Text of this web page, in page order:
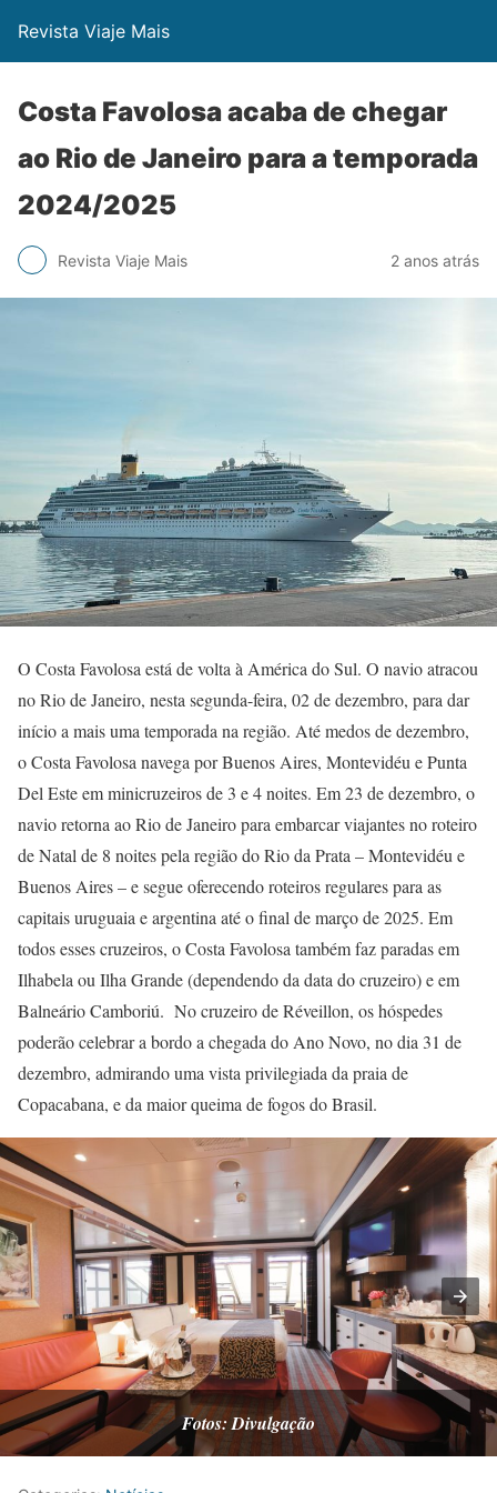
Revista Viaje Mais
Costa Favolosa acaba de chegar
ao Rio de Janeiro para a temporada
2024/2025
Revista Viaje Mais 2 anos atrás
O Costa Favolosa está de volta à América do Sul. O navio atracou
no Rio de Janeiro, nesta segunda-feira, 02 de dezembro, para dar
início a mais uma temporada na região. Até medos de dezembro,
o Costa Favolosa navega por Buenos Aires, Montevidéu e Punta
Del Este em minicruzeiros de 3 e 4 noites. Em 23 de dezembro, o
navio retorna ao Rio de Janeiro para embarcar viajantes no roteiro
de Natal de 8 noites pela região do Rio da Prata – Montevidéu e
Buenos Aires – e segue oferecendo roteiros regulares para as
capitais uruguaia e argentina até o final de março de 2025. Em
todos esses cruzeiros, o Costa Favolosa também faz paradas em
Ilhabela ou Ilha Grande (dependendo da data do cruzeiro) e em
Balneário Camboriú. No cruzeiro de Réveillon, os hóspedes
poderão celebrar a bordo a chegada do Ano Novo, no dia 31 de
dezembro, admirando uma vista privilegiada da praia de
Copacabana, e da maior queima de fogos do Brasil.
Fotos: Divulgação